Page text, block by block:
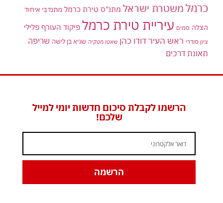
כרמלמשטרת ישראל מתנ"ס טירת כרמל מתנדבי איחוד
הצלה סמים עיריית טירת כרמל פיקוד העורף פלילי
ציון סודרי ראש העיר דודו כהן שאטו מטקיה שגיא בן לישה שריפה
תאונת דרכים
הרשמו לקבלת סיכום חדשות יומי למייל
שלכם!
הרשמה